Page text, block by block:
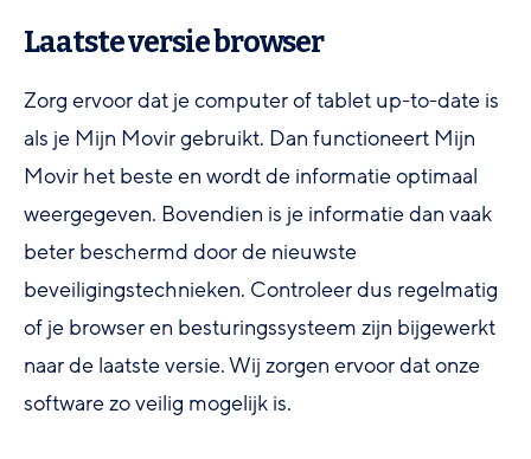
Laatste versie browser
Zorg ervoor dat je computer of tablet up-to-date is
als je Mijn Movir gebruikt. Dan functioneert Mijn
Movir het beste en wordt de informatie optimaal
weergegeven. Bovendien is je informatie dan vaak
beter beschermd door de nieuwste
beveiligingstechnieken. Controleer dus regelmatig
of je browser en besturingssysteem zijn bijgewerkt
naar de laatste versie. Wij zorgen ervoor dat onze
software zo veilig mogelijk is.